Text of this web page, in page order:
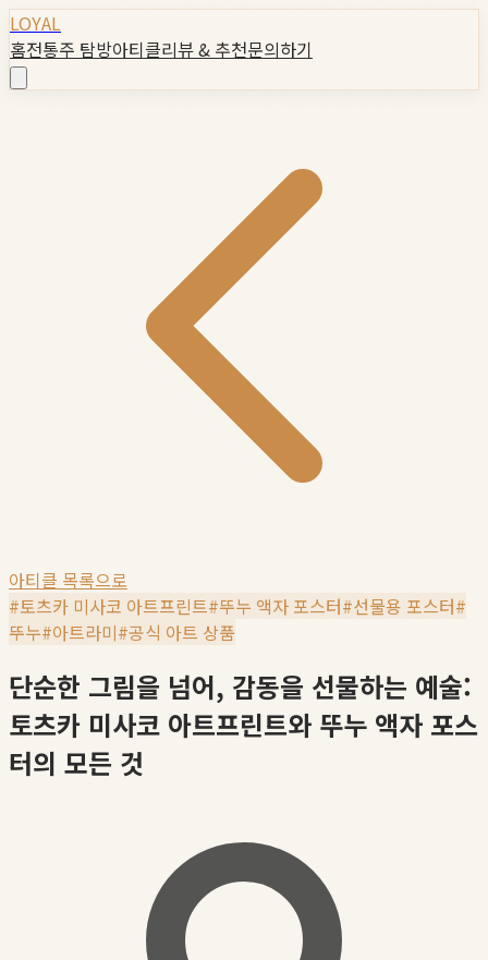
LOYAL
홈전통주 탐방아티클리뷰 & 추천문의하기
아티클 목록으로
#토츠카 미사코 아트프린트#뚜누 액자 포스터#선물용 포스터#
뚜누#아트라미#공식 아트 상품
단순한 그림을 넘어, 감동을 선물하는 예술:
토츠카 미사코 아트프린트와 뚜누 액자 포스
터의 모든 것